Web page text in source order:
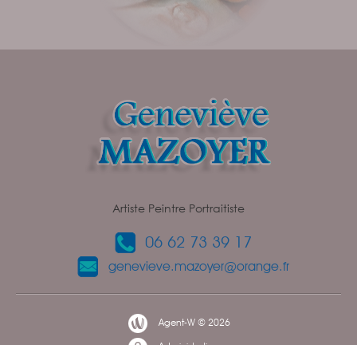
Artiste Peintre Portraitiste
06 62 73 39 17
genevieve.mazoyer@orange.fr
Agent-W © 2026